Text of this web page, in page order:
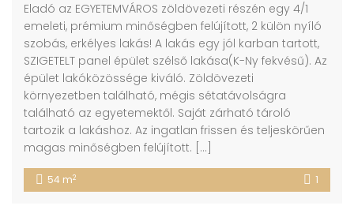
Eladó az EGYETEMVÁROS zöldövezeti részén egy 4/1
emeleti, prémium minőségben felújított, 2 külön nyíló
szobás, erkélyes lakás! A lakás egy jól karban tartott,
SZIGETELT panel épület szélső lakása(K-Ny fekvésű). Az
épület lakóközössége kiváló. Zöldövezeti
környezetben található, mégis sétatávolságra
található az egyetemektől. Saját zárható tároló
tartozik a lakáshoz. Az ingatlan frissen és teljeskörűen
magas minőségben felújított. […]
54 m2 1